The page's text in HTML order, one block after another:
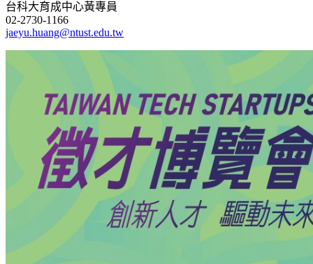
台科大育成中心黃專員
02-2730-1166
jaeyu.huang@ntust.edu.tw